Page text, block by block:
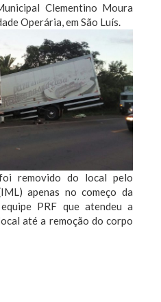
Clementino Moura
Operária, em São Luís.
removido do local pelo
apenas no começo da
PRF que atendeu a
até a remoção do corpo